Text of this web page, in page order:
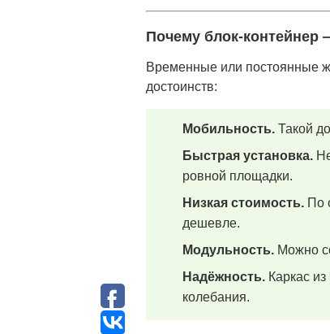
Почему блок-
Временные или постоянные
достоинств:
Мобильность.Такой
Быстрая установка.Не
ровной площадки.
Низкая стоимость.По
дешевле.
Модульность.Можно
Надёжность.Каркас из
колебания.